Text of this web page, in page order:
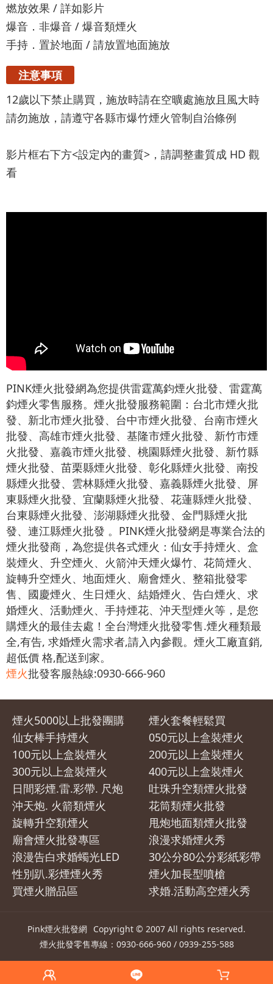
燃放效果 / 詳如影片
爆音．非爆音 / 爆音類煙火
手持．置於地面 / 請放置地面施放
注意事項
12歲以下禁止購買，施放時請在空曠處施放且風大時
請勿施放，請遵守各縣市爆竹煙火管制自治條例
影片框右下方<設定內的畫質>，請調整畫質成 HD 觀
看
PINK煙火批發網為您提供雷霆萬鈞煙火批發、雷霆萬
鈞煙火零售服務。煙火批發服務範圍：台北市煙火批
發、新北市煙火批發、台中市煙火批發、台南市煙火
批發、高雄市煙火批發、基隆市煙火批發、新竹市煙
火批發、嘉義市煙火批發、桃園縣煙火批發、新竹縣
煙火批發、苗栗縣煙火批發、彰化縣煙火批發、南投
縣煙火批發、雲林縣煙火批發、嘉義縣煙火批發、屏
東縣煙火批發、宜蘭縣煙火批發、花蓮縣煙火批發、
台東縣煙火批發、澎湖縣煙火批發、金門縣煙火批
發、連江縣煙火批發 。PINK煙火批發網是專業合法的
煙火批發商，為您提供各式煙火：仙女手持煙火、盒
裝煙火、升空煙火、火箭沖天煙火爆竹、花筒煙火、
旋轉升空煙火、地面煙火、廟會煙火、整箱批發零
售、國慶煙火、生日煙火、結婚煙火、告白煙火、求
婚煙火、活動煙火、手持煙花、沖天型煙火等，是您
購煙火的最佳去處！全台灣煙火批發零售.煙火種類最
全,有告, 求婚煙火需求者,請入內參觀。煙火工廠直銷,
超低價 格,配送到家。
煙火批發客服熱線:0930-666-960
煙火5000以上批發團購
煙火套餐輕鬆買
仙女棒手持煙火
050元以上盒裝煙火
100元以上盒裝煙火
200元以上盒裝煙火
300元以上盒裝煙火
400元以上盒裝煙火
日間彩煙.雷.彩帶. 尺炮
吐珠升空類煙火批發
沖天炮. 火箭類煙火
花筒類煙火批發
旋轉升空類煙火
甩炮地面類煙火批發
廟會煙火批發專區
浪漫求婚煙火秀
浪漫告白求婚蠋光LED
30公分80公分彩紙彩帶
性別趴.彩煙煙火秀
煙火加長型噴槍
買煙火贈品區
求婚.活動高空煙火秀
Pink煙火批發網 Copyright © 2007 All rights reserved.
煙火批發零售專線：0930-666-960 / 0939-255-588